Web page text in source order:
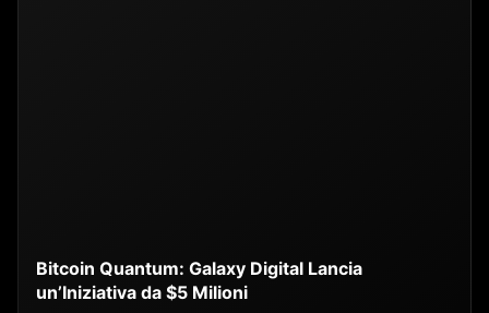
Bitcoin Quantum: Galaxy Digital Lancia
un’Iniziativa da $5 Milioni